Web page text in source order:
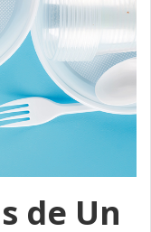
de Un